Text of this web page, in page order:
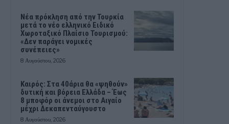
Νέα πρόκληση από την Τουρκία
μετά το νέο ελληνικό Ειδικό
Χωροταξικό Πλαίσιο Τουρισμού:
«Δεν παράγει νομικές
συνέπειες»
8 Αυγούστου, 2026
Καιρός: Στα 40άρια θα «ψηθούν»
δυτική και βόρεια Ελλάδα – Έως
8 μποφόρ οι άνεμοι στο Αιγαίο
μέχρι Δεκαπενταύγουστο
8 Αυγούστου, 2026